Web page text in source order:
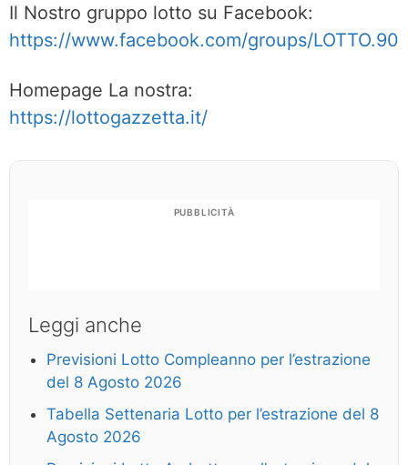
Il Nostro gruppo lotto su Facebook:
https://www.facebook.com/groups/LOTTO.90
Homepage La nostra:
https://lottogazzetta.it/
PUBBLICITÀ
Leggi anche
Previsioni Lotto Compleanno per l’estrazione
del 8 Agosto 2026
Tabella Settenaria Lotto per l’estrazione del 8
Agosto 2026